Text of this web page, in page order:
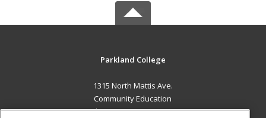
Parkland College
1315 North Mattis Ave.
Community Education
Champaign, IL 61821 US